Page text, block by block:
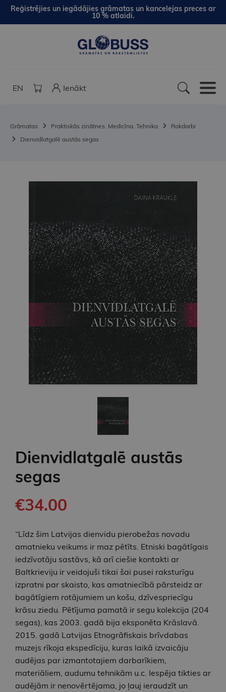
Reģistrējies un iegādājies grāmatas un kancelejas preces ar
10 % atlaidi.
EN Ienākt
Grāmatas Praktiskās zinātnes. Medicīna. Tehnika
Rokdarbi
Dienvidlatgalē austās segas
Dienvidlatgalē austās
segas
€34.00
“Līdz šim Latvijas dienvidu pierobežas novadu
amatnieku veikums ir maz pētīts. Etniski bagātīgais
iedzīvotāju sastāvs, kā arī ciešie kontakti ar
Baltkrieviju ir veidojuši tikai šai pusei raksturīgu
izpratni par skaisto, kas amatniecībā pārsteidz ar
bagātīgiem rotājumiem un košu, dzīvespriecīgu
krāsu ziedu. Pētījuma pamatā ir segu kolekcija (204
segas), kas 2003. gadā bija eksponēta Krāslavā.
2015. gadā Latvijas Etnogrāfiskais brīvdabas
muzejs rīkoja ekspedīciju, kuras laikā izvaicāju
audējas par izmantotajiem darbarīkiem,
materiāliem, audumu tehnikām u.c. Iespēja tikties ar
audējām ir nenovērtējama, jo ļauj ieraudzīt un